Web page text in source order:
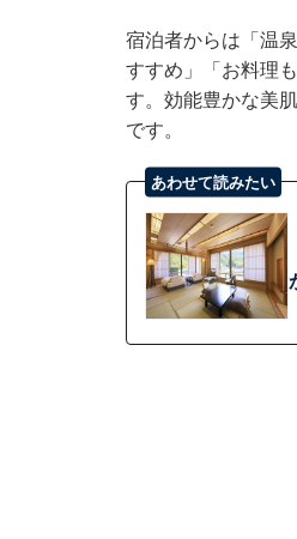
宿泊者からは「温
すすめ」「お料理
す。効能豊かな美
です。
あわせて読みたい